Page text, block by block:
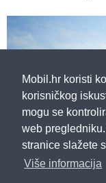
Mobil.hr koristi
korisničkog
mogu se
web
stranice slažete
Više informacija
Usporedi mobitele
Impressum
Marketing
Pravne odredbe
Izjava o privatnosti
POTRAŽITE NAS